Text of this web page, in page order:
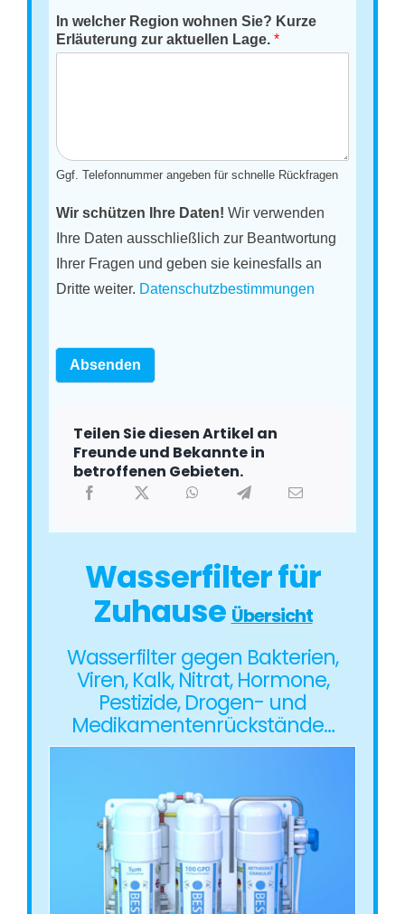
In welcher Region wohnen Sie? Kurze
Erläuterung zur aktuellen Lage.*
Ggf. Telefonnummer angeben für schnelle Rückfragen
Wir schützen Ihre Daten! Wir verwenden
Ihre Daten ausschließlich zur Beantwortung
Ihrer Fragen und geben sie keinesfalls an
Dritte weiter. Datenschutzbestimmungen
Absenden
Teilen Sie diesen Artikel an
Freunde und Bekannte in
betroffenen Gebieten.
Wasserfilter für
ZuhauseÜbersicht
Wasserfilter gegen Bakterien,
Viren, Kalk, Nitrat, Hormone,
Pestizide, Drogen- und
Medikamentenrückstände…